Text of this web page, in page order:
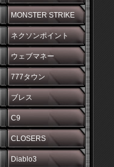
MONSTER STRIKE
ネクソンポイント
ウェブマネー
777タウン
ブレス
C9
CLOSERS
Diablo3